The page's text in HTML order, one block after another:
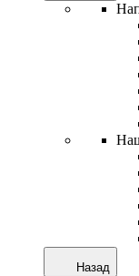
Назад